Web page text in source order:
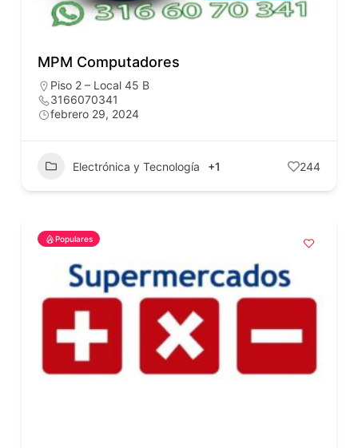
MPM Computadores
Piso 2 – Local 45 B
3166070341
febrero 29, 2024
Electrónica y Tecnología +1 244
Populares